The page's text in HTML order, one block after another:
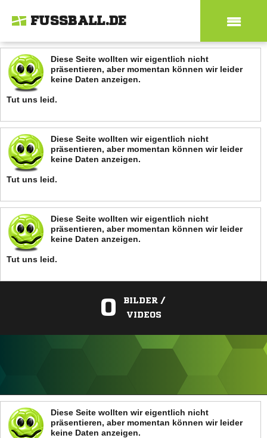
FUSSBALL.DE
Diese Seite wollten wir eigentlich nicht
präsentieren, aber momentan können wir leider
keine Daten anzeigen.
Tut uns leid.
Diese Seite wollten wir eigentlich nicht
präsentieren, aber momentan können wir leider
keine Daten anzeigen.
Tut uns leid.
Diese Seite wollten wir eigentlich nicht
präsentieren, aber momentan können wir leider
keine Daten anzeigen.
Tut uns leid.
0
BILDER /
VIDEOS
ANZEIGE
Diese Seite wollten wir eigentlich nicht
präsentieren, aber momentan können wir leider
keine Daten anzeigen.